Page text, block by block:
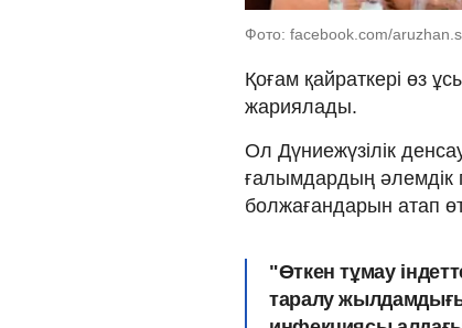
Фото: facebook.com/
Қоғам қайраткері өз
жариялады.
Ол Дүниежүзілік
ғалымдардың әлемдік
болжағандарын атап
"Өткен тұмау
таралу